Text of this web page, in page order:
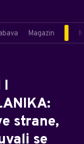
Magazin
I
strane,
se